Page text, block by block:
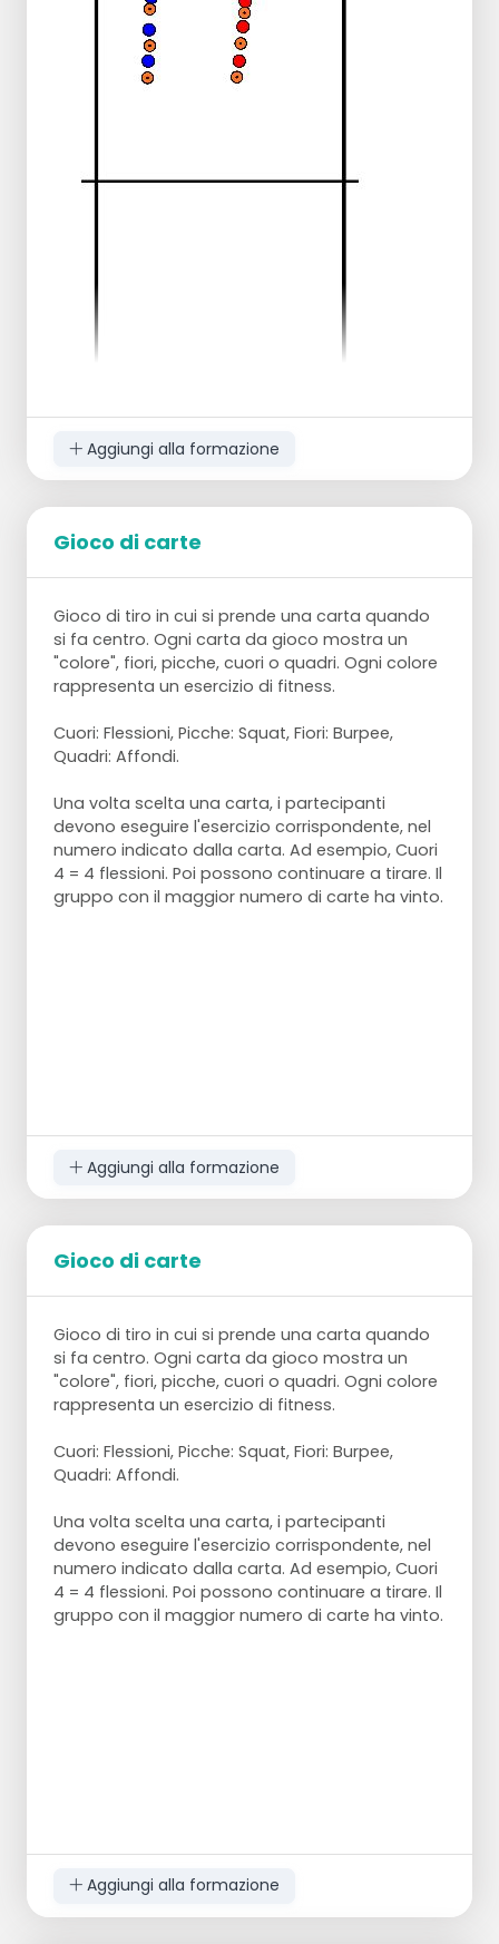
Obiettivo:eseguire il più velocemente possibile i
cerchi da davanti a dietro e da dietro a davanti.
Preparazione:
10 piloni
16 cerchi
Passaggi:
Creare due file di piloni con uno spazio
sufficiente per permettere a un giocatore
Posizionare 8 cerchi intorno al primo pilone
di ogni fila.
Il primo giocatore afferra il primo cerchio e
lo posiziona dietro di sé sopra il pilone
successivo.
Aggiungi alla formazione
Gioco di carte
Gioco di tiro in cui si prende una carta quando
si fa centro. Ogni carta da gioco mostra un
"colore", fiori, picche, cuori o quadri. Ogni colore
rappresenta un esercizio di fitness.
Cuori: Flessioni, Picche: Squat, Fiori: Burpee,
Quadri: Affondi.
Una volta scelta una carta, i partecipanti
devono eseguire l'esercizio corrispondente, nel
numero indicato dalla carta. Ad esempio, Cuori
4 = 4 flessioni. Poi possono continuare a tirare. Il
gruppo con il maggior numero di carte ha vinto.
Aggiungi alla formazione
Gioco di carte
Gioco di tiro in cui si prende una carta quando
si fa centro. Ogni carta da gioco mostra un
"colore", fiori, picche, cuori o quadri. Ogni colore
rappresenta un esercizio di fitness.
Cuori: Flessioni, Picche: Squat, Fiori: Burpee,
Quadri: Affondi.
Una volta scelta una carta, i partecipanti
devono eseguire l'esercizio corrispondente, nel
numero indicato dalla carta. Ad esempio, Cuori
4 = 4 flessioni. Poi possono continuare a tirare. Il
gruppo con il maggior numero di carte ha vinto.
Aggiungi alla formazione